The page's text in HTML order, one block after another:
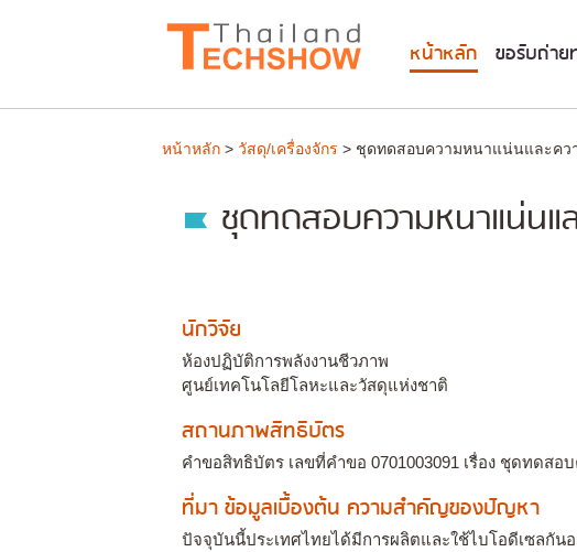
หน้าหลัก ขอรับถ่าย
หน้าหลัก > วัสดุ/เครื่องจักร > ชุดทดสอบความหนาแน่นและค
ชุดทดสอบความหนาแน่นแ
นักวิจัย
ห้องปฏิบัติการพลังงานชีวภาพ
ศูนย์เทคโนโลยีโลหะและวัสดุแห่งชาติ
สถานภาพสิทธิบัตร
คำขอสิทธิบัตร เลขที่คำขอ 0701003091 เรื่อง ชุดทดส
ที่มา ข้อมูลเบื้องต้น ความสำคัญของปัญหา
ปัจจุบันนี้ประเทศไทยได้มีการผลิตและใช้ไบโอดีเซลกั